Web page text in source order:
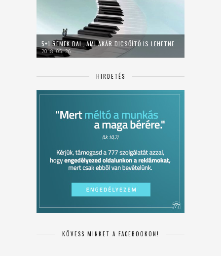
5+1 REMEK DAL, AMI AKÁR DICSŐÍTŐ IS LEHETNE
2018. 05. 26.
HIRDETÉS
KÖVESS MINKET A FACEBOOKON!